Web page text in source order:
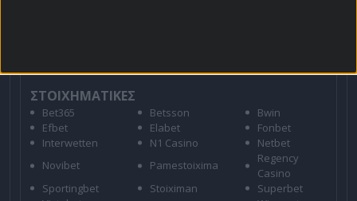
ΣΤΟΙΧΗΜΑΤΙΚΕΣ
Bet365 Betsson
Bwin
Efbet
Elabet
Fonbet
Interwetten
N1 Casino
Netbet
Novibet
Pamestoixima
Regency
Casino
Sportingbet
Stoiximan
Superbet